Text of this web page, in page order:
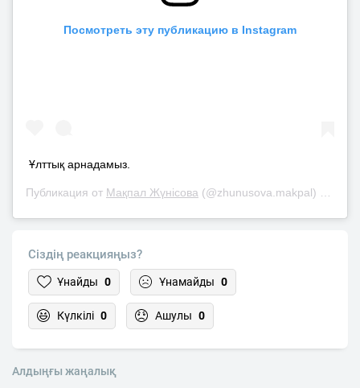
Посмотреть эту публикацию в Instagram
Ұлттық арнадамыз.
Публикация от Мақпал Жүнісова (@zhunusova.makpal)
Сіздің реакцияңыз?
Ұнайды 0 Ұнамайды 0
Күлкілі 0 Ашулы 0
Алдыңғы жаңалық